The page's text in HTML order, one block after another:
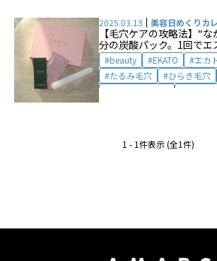
2025.03.13 美容日めくりカ
【毛穴ケアの攻略法】“
分の炭酸パック。1回でエ
田中亜希子
beauty EKATO エカ
たるみ毛穴
ひらき毛穴
ポツポ
1 - 1件表示 (全1件)